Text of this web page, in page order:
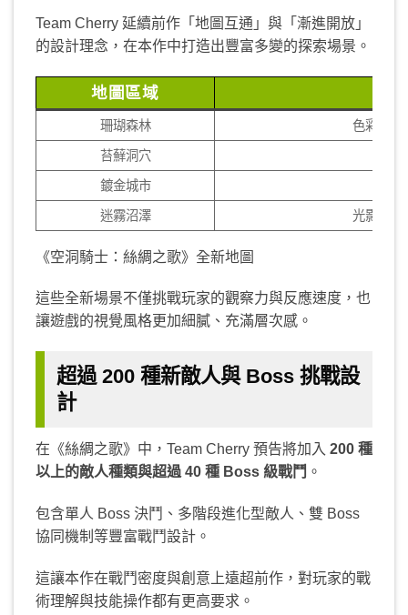
Team Cherry 延續前作「地圖互通」與「漸進開放」
的設計理念，在本作中打造出豐富多變的探索場景。
地圖區域
珊瑚森林 色彩繽紛
苔蘚洞穴
鍍金城市
迷霧沼澤 光影交錯
《空洞騎士：絲綢之歌》全新地圖
這些全新場景不僅挑戰玩家的觀察力與反應速度，也
讓遊戲的視覺風格更加細膩、充滿層次感。
超過 200 種新敵人與 Boss 挑戰設
計
在《絲綢之歌》中，Team Cherry 預告將加入 200 種
以上的敵人種類與超過 40 種 Boss 級戰鬥 。
包含單人 Boss 決鬥、多階段進化型敵人、雙 Boss
協同機制等豐富戰鬥設計。
這讓本作在戰鬥密度與創意上遠超前作，對玩家的戰
術理解與技能操作都有更高要求。